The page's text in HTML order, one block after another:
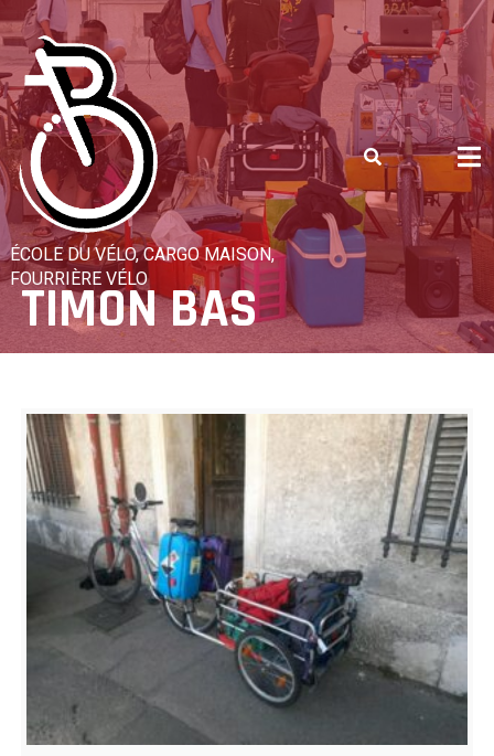
Skip
to
content
ÉCOLE DU VÉLO, CARGO MAISON,
FOURRIÈRE VÉLO
TIMON BAS